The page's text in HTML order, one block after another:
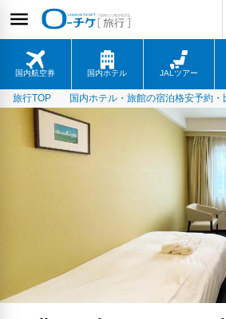
国内航空券 国内ホテル JALツアー
旅行TOP 国内ホテル・旅館の宿泊格安予約・